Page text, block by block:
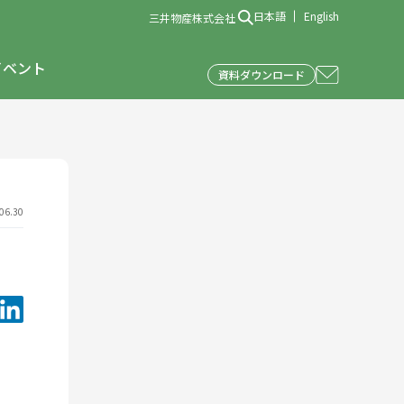
ント 資料ダウンロード
三井物産株式会社 日本語 English